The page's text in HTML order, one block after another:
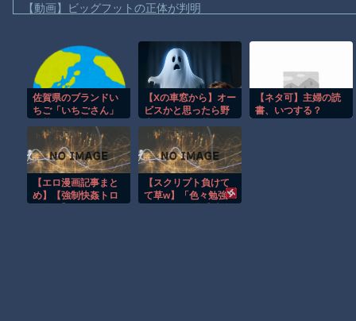
【動画】ビッグフットの正体が判明
【動画】タイのティパンコーン王子が日本人女性とデートか？
お前らがメイドイン韓国で認めてるもの 「キムチ」あと3つは？
AmazonのアツさMax！心も踊る「マンガ毎週末セール（50%還
【画像】十二支合体！！ところでその前足、猫じゃね？
【動画】ロシア軍のドローンをネット発射装置で撃墜するウクラ
【動画】逃げる判断はやっ！埼玉でスマホ運転のプリウスに当て
佐賀県のブランドい
ちご「いちごさん」
る [8/5]
【Xの車窓から】オー
ビスかと思ったら野
か
【ネタ可】主婦の読
書、いつする？
【エロ漫画記事まと
め】【強制快姦トロ
【スクリプト負けて
て草w】「色々勉強